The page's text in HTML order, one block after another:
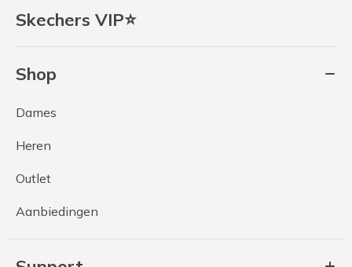
Skechers VIP⭐
Shop
Dames
Heren
Outlet
Aanbiedingen